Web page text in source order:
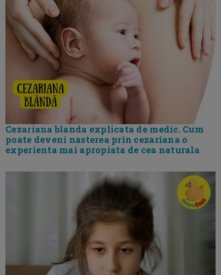
Cezariana blanda explicata de medic. Cum
poate deveni nasterea prin cezariana o
experienta mai apropiata de cea naturala